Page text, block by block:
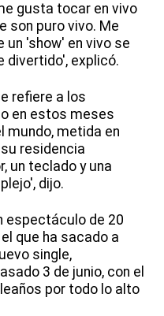
gusta tocar en vivo
son puro vivo. Me
un 'show' en vivo se
divertido', explicó.
refiere a los
en estos meses
mundo, metida en
residencia
un teclado y una
dijo.
espectáculo de 20
que ha sacado a
single,
3 de junio, con el
por todo lo alto